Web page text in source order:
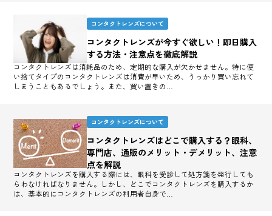
コンタクトレンズについて
コンタクトレンズが今すぐ欲しい！即日購入
する方法・注意点を徹底解説
コンタクトレンズは消耗品のため、定期的な購入が欠かせません。特に使
い捨てタイプのコンタクトレンズは消費が早いため、うっかり買い忘れて
しまうこともあるでしょう。また、買い置きの…
コンタクトレンズについて
コンタクトレンズはどこで購入する？眼科、
専門店、通販のメリット・デメリット、注意
点を解説
コンタクトレンズを購入する際には、眼科を受診して処方箋を発行しても
らわなければなりません。しかし、どこでコンタクトレンズを購入するか
は、基本的にコンタクトレンズの利用者自身で…